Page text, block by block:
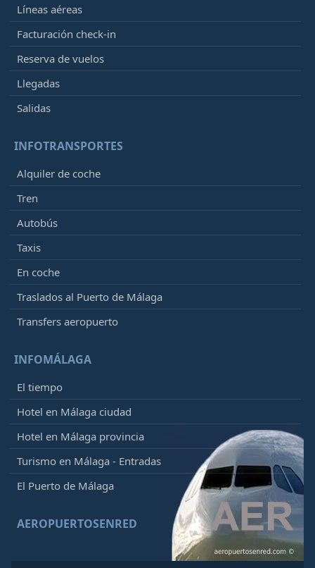
Líneas aéreas
Facturación check-in
Reserva de vuelos
Llegadas
Salidas
INFOTRANSPORTES
Alquiler de coche
Tren
Autobús
Taxis
En coche
Traslados al Puerto de Málaga
Transfers aeropuerto
INFOMÁLAGA
El tiempo
Hotel en Málaga ciudad
Hotel en Málaga provincia
Turismo en Málaga - Entradas
El Puerto de Málaga
AEROPUERTOSENRED